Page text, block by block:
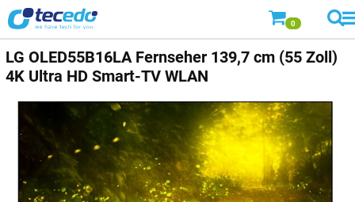
0
LG OLED55B16LA Fernseher 139,7 cm (55 Zoll)
4K Ultra HD Smart-TV WLAN